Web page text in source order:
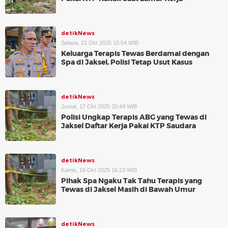
detikNews
Selasa, 21 Okt 2025 15:54 WIB
Keluarga Terapis Tewas Berdamai dengan
Spa di Jaksel, Polisi Tetap Usut Kasus
detikNews
Jumat, 17 Okt 2025 20:44 WIB
Polisi Ungkap Terapis ABG yang Tewas di
Jaksel Daftar Kerja Pakai KTP Saudara
detikNews
Kamis, 16 Okt 2025 16:23 WIB
Pihak Spa Ngaku Tak Tahu Terapis yang
Tewas di Jaksel Masih di Bawah Umur
detikNews